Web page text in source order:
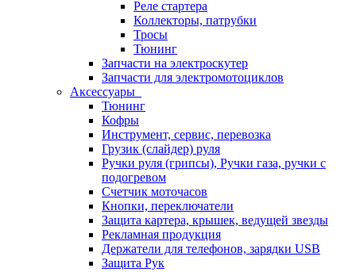
Реле стартера
Коллекторы, патрубки
Тросы
Тюнинг
Запчасти на электроскутер
Запчасти для электромотоциклов
Аксессуары
Тюнинг
Кофры
Инструмент, сервис, перевозка
Грузик (слайдер) руля
Ручки руля (грипсы), Ручки газа, ручки с
подогревом
Счетчик моточасов
Кнопки, переключатели
Защита картера, крышек, ведущей звезды
Рекламная продукция
Держатели для телефонов, зарядки USB
Защита Рук